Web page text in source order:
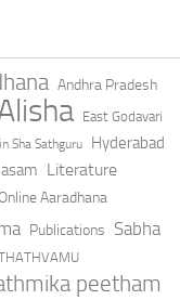
Andhra Pradesh
East Godavari
Sha Sathguru Hyderabad
Literature
Online Aaradhana
Publications Sabha
peetham